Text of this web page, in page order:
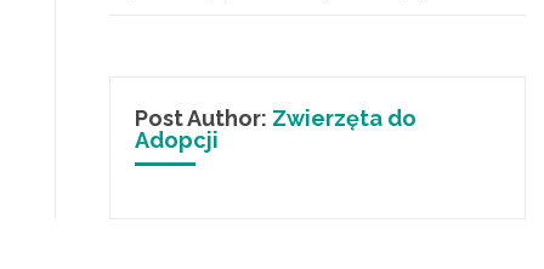
Post Author: Zwierzęta do
Adopcji